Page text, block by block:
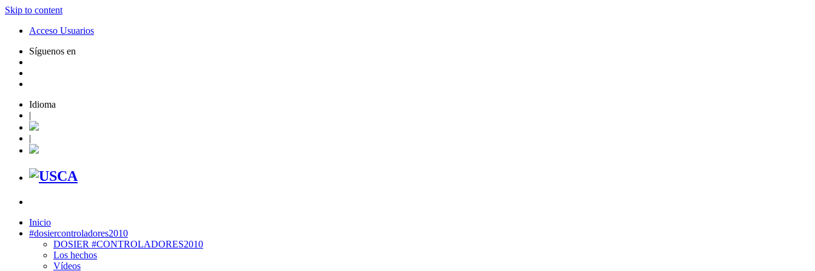
Skip to content
Acceso Usuarios
Síguenos en
Idioma
|
|
Inicio
#dosiercontroladores2010
DOSIER #CONTROLADORES2010
Los hechos
Vídeos